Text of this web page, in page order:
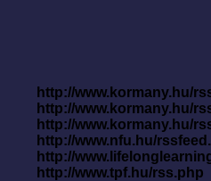
http://www.kormany.hu/
http://www.kormany.hu/
http://www.kormany.hu/
http://www.nfu.hu/
http://
http://www.tpf.hu/rss.php